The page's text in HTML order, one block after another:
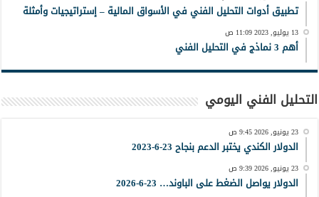
تطبيق أدوات التحليل الفني في الأسواق المالية – إستراتيجيات وأمثلة
13 يوليو, 2023 11:09 ص
أهم 3 نماذج في التحليل الفني
التحليل الفني اليومي
23 يونيو, 2026 9:45 ص
الدولار الكندي يختبر الدعم بنجاح 23-6-2023
23 يونيو, 2026 9:39 ص
الدولار يواصل الضغط على الباوند… 23-6-2026